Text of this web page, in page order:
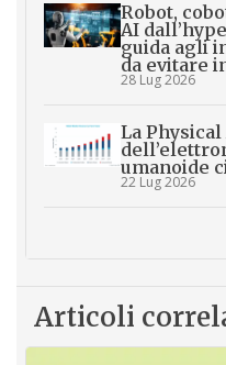
Robot,
AI
guida agli
da evitare
28 Lug 2026
La
umanoide
22 Lug 2026
Articoli